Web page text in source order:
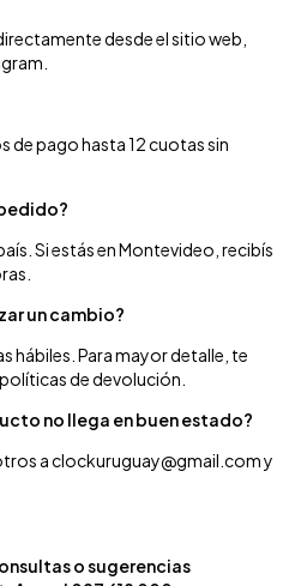
desde el sitio web,
pago hasta 12 cuotas sin
Si estás en Montevideo, recibís
un cambio?
hábiles. Para mayor detalle, te
de devolución.
no llega en buen estado?
aclockuruguay@gmail.comy
o sugerencias